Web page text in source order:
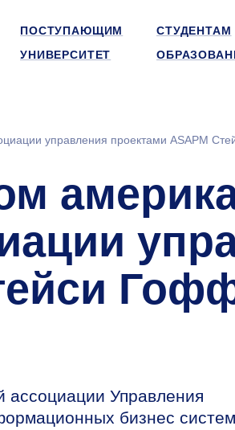
ПОСТУПАЮЩИМ СТУДЕНТАМ
УНИВЕРСИТЕТ
управления проектами ASAPM
ассоциации Управления
бизнес